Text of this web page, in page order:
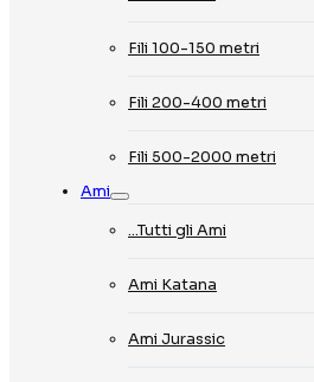
Fili 100-150 metri
Fili 200-400 metri
Fili 500-2000 metri
Ami
…Tutti gli Ami
Ami Katana
Ami Jurassic